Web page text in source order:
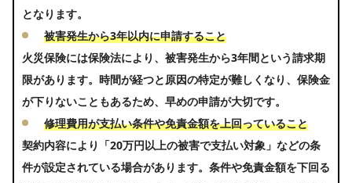
となります。
被害発生から3年以内に申請すること
火災保険には保険法により、被害発生から3年間という請求期
限があります。時間が経つと原因の特定が難しくなり、保険金
が下りないこともあるため、早めの申請が大切です。
修理費用が支払い条件や免責金額を上回っていること
契約内容により「20万円以上の被害で支払い対象」などの条
件が設定されている場合があります。条件や免責金額を下回る